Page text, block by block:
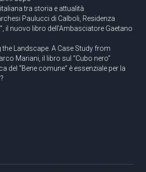
italiana tra storia e attualità
Paulucci di Calboli, Residenza
il nuovo libro dell’Ambasciatore Gaetano
the Landscape. A Case Study from
Mariani, il libro sul “Cubo nero”
del “Bene comune” è essenziale per la